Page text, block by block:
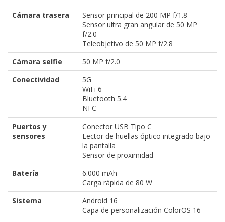
Cámara trasera
Sensor principal de 200 MP f/1.8
Sensor ultra gran angular de 50 MP
f/2.0
Teleobjetivo de 50 MP f/2.8
Cámara selfie
50 MP f/2.0
Conectividad
5G
WiFi 6
Bluetooth 5.4
NFC
Puertos y
sensores
Conector USB Tipo C
Lector de huellas óptico integrado bajo
la pantalla
Sensor de proximidad
Batería
6.000 mAh
Carga rápida de 80 W
Sistema
Android 16
Capa de personalización ColorOS 16